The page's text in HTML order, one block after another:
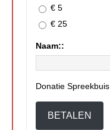
€ 5
€ 25
Naam::
Donatie Spreekbuis
BETALEN